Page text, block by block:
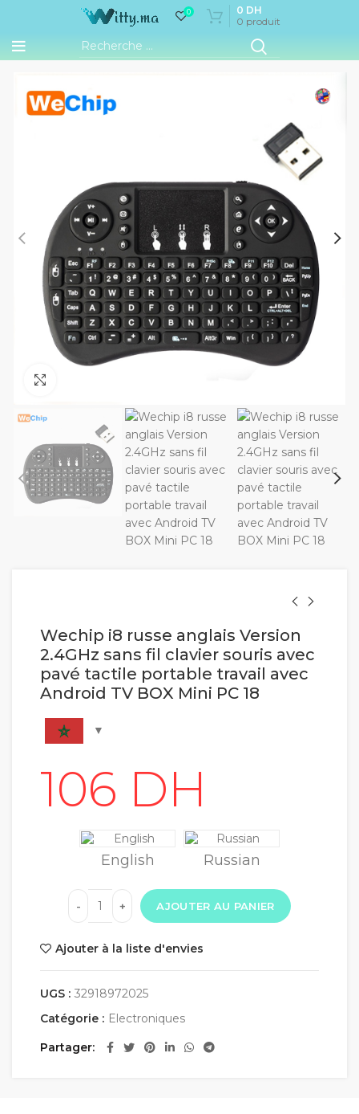
0
0 produit
0 DH
Wechip i8 russe anglais Version
2.4GHz sans fil clavier souris avec
pavé tactile portable travail avec
Android TV BOX Mini PC 18
English Russian
AJOUTER AU PANIER
Ajouter à la liste d'envies
UGS : 32918972025
Catégorie : Electroniques
Partager